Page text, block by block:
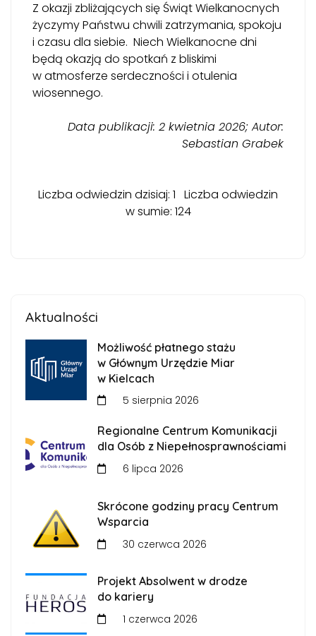
Z okazji zbliżających się Świąt Wielkanocnych
życzymy Państwu chwili zatrzymania, spokoju
i czasu dla siebie. Niech Wielkanocne dni
będą okazją do spotkań z bliskimi
w atmosferze serdeczności i otulenia
wiosennego.
Data publikacji: 2 kwietnia 2026; Autor:
Sebastian Grabek
Liczba odwiedzin dzisiaj: 1 Liczba odwiedzin
w sumie: 124
Aktualności
Możliwość płatnego stażu
w Głównym Urzędzie Miar
w Kielcach
5 sierpnia 2026
Regionalne Centrum Komunikacji
dla Osób z Niepełnosprawnościami
6 lipca 2026
Skrócone godziny pracy Centrum
Wsparcia
30 czerwca 2026
Projekt Absolwent w drodze
do kariery
1 czerwca 2026